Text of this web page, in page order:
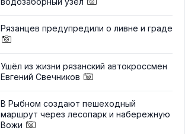
Рязанцев предупредили о ливне и граде
Ушёл из жизни рязанский автокроссмен
Евгений Свечников
В Рыбном создают пешеходный
маршрут через лесопарк и набережную
Вожи